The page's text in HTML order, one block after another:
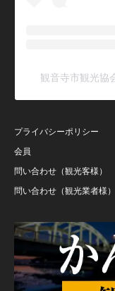
観音寺市観光協
プライバシーポリシー
会員
問い合わせ（観光客様）
問い合わせ（観光業者様）